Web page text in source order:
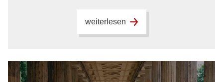
weiterlesen